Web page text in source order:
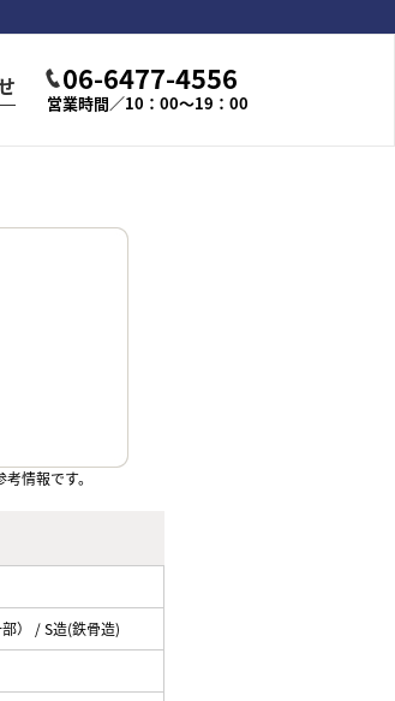
06-6477-4556
営業時間／10：00～19：00
情報です。
） / S造(鉄骨造)